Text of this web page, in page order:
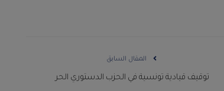
المقال السابق
توقيف قيادية تونسية في الحزب الدستوري الحر